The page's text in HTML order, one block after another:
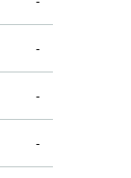
-
-
-